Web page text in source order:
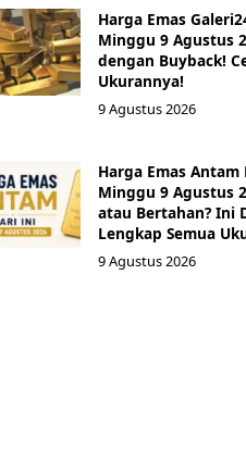
Harga Emas
Minggu 9 Agustus
dengan Buyback!
Ukurannya!
9 Agustus 2026
Harga Emas Antam
Minggu 9 Agustus
atau Bertahan? Ini
Lengkap Semua
9 Agustus 2026